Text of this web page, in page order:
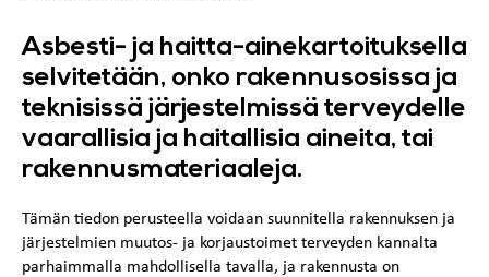
Asbesti- ja haitta-ainekartoituksella
selvitetään, onko rakennusosissa ja
teknisissä järjestelmissä terveydelle
vaarallisia ja haitallisia aineita, tai
rakennusmateriaaleja.
Tämän tiedon perusteella voidaan suunnitella rakennuksen ja
järjestelmien muutos- ja korjaustoimet terveyden kannalta
parhaimmalla mahdollisella tavalla, ja rakennusta on